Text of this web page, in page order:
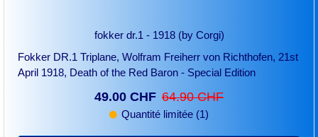
fokker dr.1 - 1918 (by Corgi)
Fokker DR.1 Triplane, Wolfram Freiherr von Richthofen, 21st
April 1918, Death of the Red Baron - Special Edition
49.00 CHF 64.90 CHF
Quantité limitée (1)